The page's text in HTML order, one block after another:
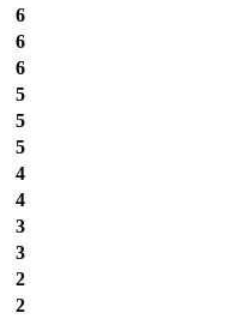
6
6
6
5
5
5
4
4
3
3
2
2